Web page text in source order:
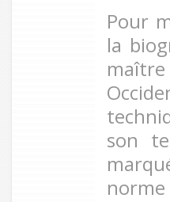
Pour
la
son
norme